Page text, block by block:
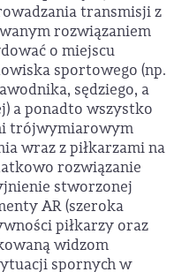
transmisji z
rozwiązaniem
o miejscu
sportowego (np.
sędziego, a
a ponadto wszystko
trójwymiarowym
wraz z piłkarzami na
rozwiązanie
stworzonej
AR (szeroka
piłkarzy oraz
widzom
spornych w